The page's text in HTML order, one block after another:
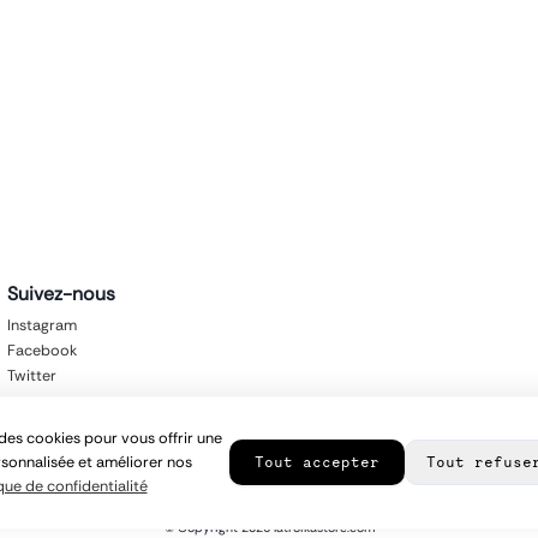
Suivez-nous
Instagram
Facebook
Twitter
© Copyright 2026 latroikastore.com
cookies pour vous offrir une
et améliorer nos
de confidentialité
Tout accepter Tout